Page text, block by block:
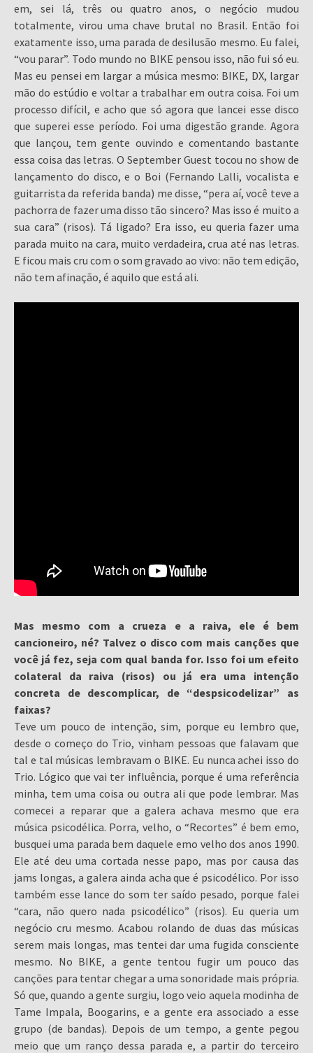
em, sei lá, três ou quatro anos, o negócio mudou
totalmente, virou uma chave brutal no Brasil. Então foi
exatamente isso, uma parada de desilusão mesmo. Eu falei,
“vou parar”. Todo mundo no BIKE pensou isso, não fui só eu.
Mas eu pensei em largar a música mesmo: BIKE, DX, largar
mão do estúdio e voltar a trabalhar em outra coisa. Foi um
processo difícil, e acho que só agora que lancei esse disco
que superei esse período. Foi uma digestão grande. Agora
que lançou, tem gente ouvindo e comentando bastante
essa coisa das letras. O September Guest tocou no show de
lançamento do disco, e o Boi (Fernando Lalli, vocalista e
guitarrista da referida banda) me disse, “pera aí, você teve a
pachorra de fazer uma disso tão sincero? Mas isso é muito a
sua cara” (risos). Tá ligado? Era isso, eu queria fazer uma
parada muito na cara, muito verdadeira, crua até nas letras.
E ficou mais cru com o som gravado ao vivo: não tem edição,
não tem afinação, é aquilo que está ali.
Mas mesmo com a crueza e a raiva, ele é bem
cancioneiro, né? Talvez o disco com mais canções que
você já fez, seja com qual banda for. Isso foi um efeito
colateral da raiva (risos) ou já era uma intenção
concreta de descomplicar, de “despsicodelizar” as
faixas?
Teve um pouco de intenção, sim, porque eu lembro que,
desde o começo do Trio, vinham pessoas que falavam que
tal e tal músicas lembravam o BIKE. Eu nunca achei isso do
Trio. Lógico que vai ter influência, porque é uma referência
minha, tem uma coisa ou outra ali que pode lembrar. Mas
comecei a reparar que a galera achava mesmo que era
música psicodélica. Porra, velho, o “Recortes” é bem emo,
busquei uma parada bem daquele emo velho dos anos 1990.
Ele até deu uma cortada nesse papo, mas por causa das
jams longas, a galera ainda acha que é psicodélico. Por isso
também esse lance do som ter saído pesado, porque falei
“cara, não quero nada psicodélico” (risos). Eu queria um
negócio cru mesmo. Acabou rolando de duas das músicas
serem mais longas, mas tentei dar uma fugida consciente
mesmo. No BIKE, a gente tentou fugir um pouco das
canções para tentar chegar a uma sonoridade mais própria.
Só que, quando a gente surgiu, logo veio aquela modinha de
Tame Impala, Boogarins, e a gente era associado a esse
grupo (de bandas). Depois de um tempo, a gente pegou
meio que um ranço dessa parada e, a partir do terceiro